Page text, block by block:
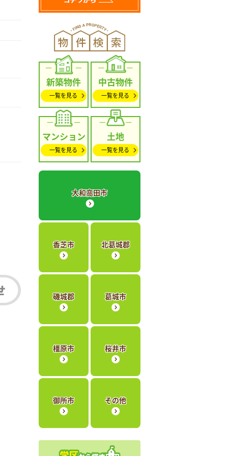
新築物件
一覧を見る
中古物件
一覧を見る
マンション
一覧を見る
土地
一覧を見る
大和高田市
香芝市 北葛城郡
磯城郡 葛城市
橿原市 桜井市
御所市 その他